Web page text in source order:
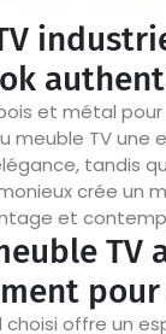
et métal pour
meuble TV une
tandis
crée un
et
TV
choisi offre un